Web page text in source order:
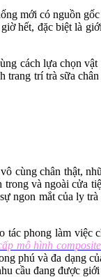
mới có nguồn
hết, đặc biệt là
cách lựa chọn
trang trí trà sữa
cùng chân thật,
và ngoài cửa
ngon mắt của ly
phong làm việc
mô hình
phú và đa dạng
cầu đang được